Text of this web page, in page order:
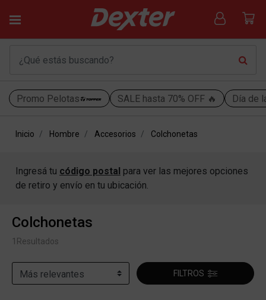
Promo Pelotas SALE hasta 70% OFF 🔥 Día de
Inicio Hombre Accesorios Colchonetas
Ingresá tu código postal para ver las mejores opciones
de retiro y envío en tu ubicación.
Colchonetas
1 Resultados
FILTROS